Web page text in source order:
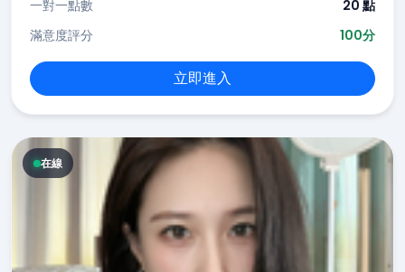
一對一點數
20 點
滿意度評分
100分
立即進入
在線